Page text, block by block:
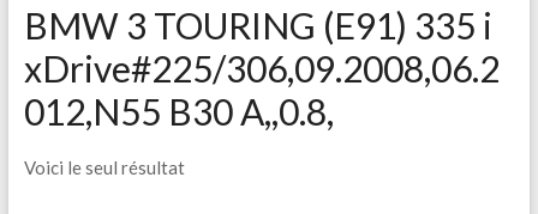
BMW 3 TOURING (E91) 335 i
xDrive#225/306,09.2008,06.2
012,N55 B30 A,,0.8,
Voici le seul résultat